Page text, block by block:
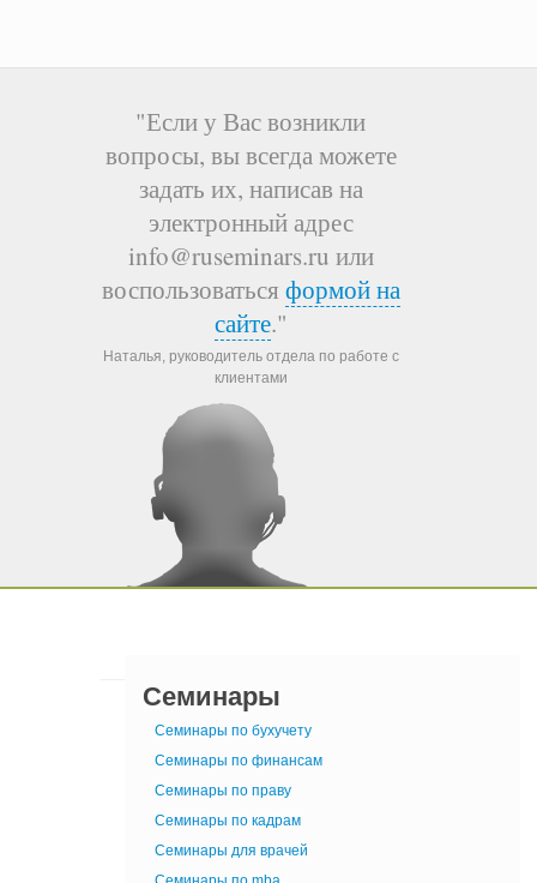
"Если у Вас возникли
вопросы, вы всегда можете
задать их, написав на
электронный адрес
info@ruseminars.ru или
воспользоваться формой на
сайте."
Наталья, руководитель отдела по работе с
клиентами
Семинары
Семинары по бухучету
Семинары по финансам
Семинары по праву
Семинары по кадрам
Семинары для врачей